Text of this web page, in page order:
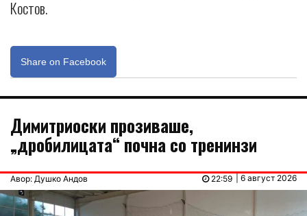
Костов.
Share on Facebook
Димитриоски прозиваше,
„дробилицата“ почна со тренинзи
Авор: Душко Андов | 6 август 2026
22:59